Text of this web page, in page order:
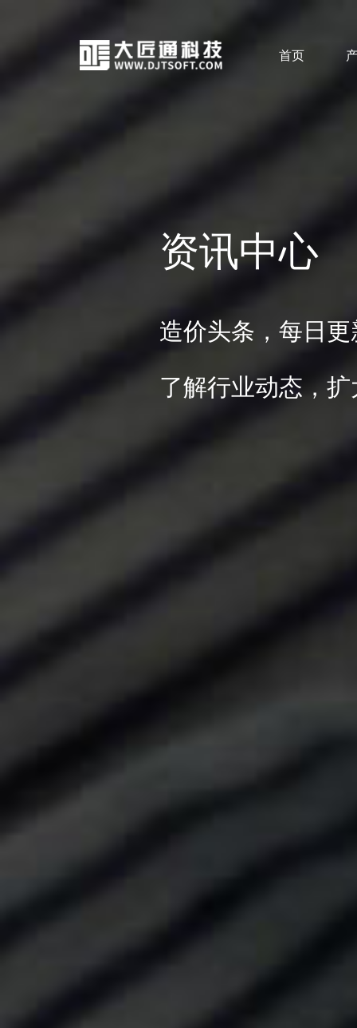
首页
资讯中心
造价头条，每日更
了解行业动态，